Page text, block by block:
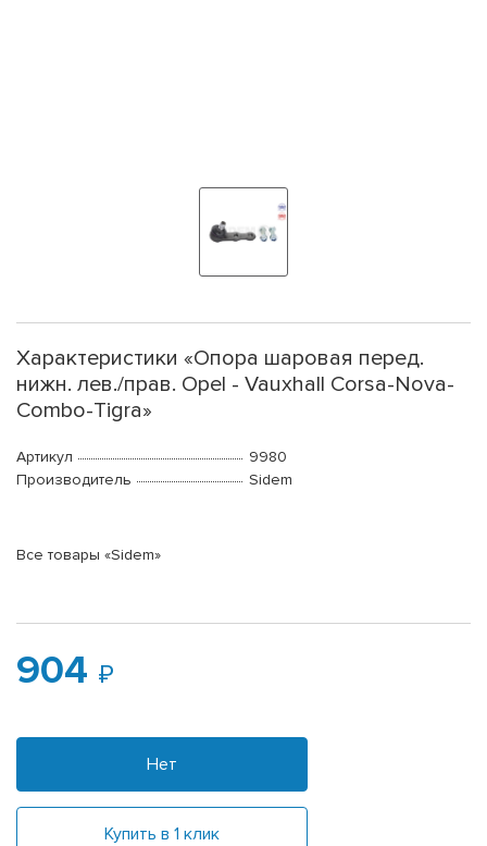
Характеристики «Опора шаровая перед.
нижн. лев./прав. Opel - Vauxhall Corsa-Nova-
Combo-Tigra»
Артикул
9980
Производитель
Sidem
Все товары «Sidem»
904
Нет
Купить в 1 клик